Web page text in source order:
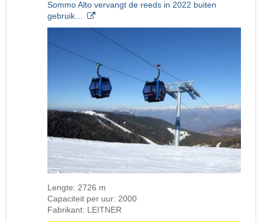
Sommo Alto vervangt de reeds in 2022 buiten
gebruik…
Lengte: 2726 m
Capaciteit per uur: 2000
Fabrikant: LEITNER